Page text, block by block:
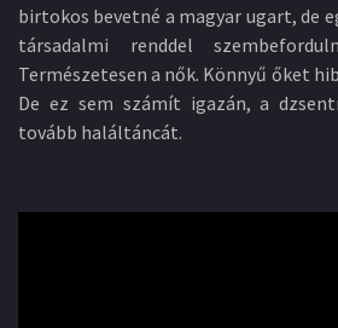
birtokos bevetné a magyar ugart, de
társadalmi renddel
Természetesen a nők. Könnyű őket
De ez sem számít igazán, a
tovább haláltáncát.